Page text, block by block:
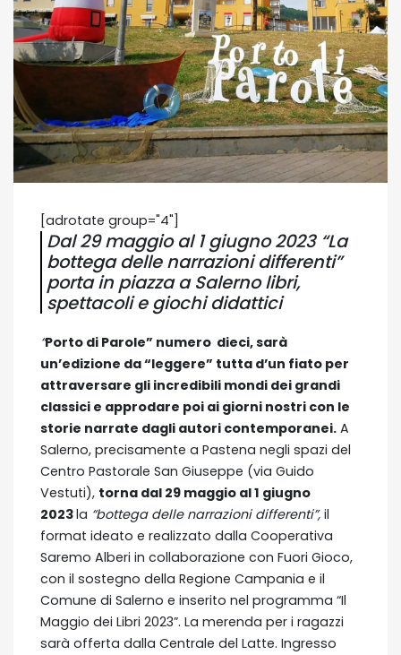
[adrotate group="4"]
Dal 29 maggio al 1 giugno 2023 “La
bottega delle narrazioni differenti”
porta in piazza a Salerno libri,
spettacoli e giochi didattici
“Porto di Parole” numero dieci, sarà
un’edizione da “leggere” tutta d’un fiato per
attraversare gli incredibili mondi dei grandi
classici e approdare poi ai giorni nostri con le
storie narrate dagli autori contemporanei. A
Salerno, precisamente a Pastena negli spazi del
Centro Pastorale San Giuseppe (via Guido
Vestuti), torna dal 29 maggio al 1 giugno
2023la “bottega delle narrazioni differenti”, il
format ideato e realizzato dalla Cooperativa
Saremo Alberi in collaborazione con Fuori Gioco,
con il sostegno della Regione Campania e il
Comune di Salerno e inserito nel programma “Il
Maggio dei Libri 2023”. La merenda per i ragazzi
sarà offerta dalla Centrale del Latte. Ingresso